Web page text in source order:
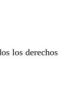
los derechos